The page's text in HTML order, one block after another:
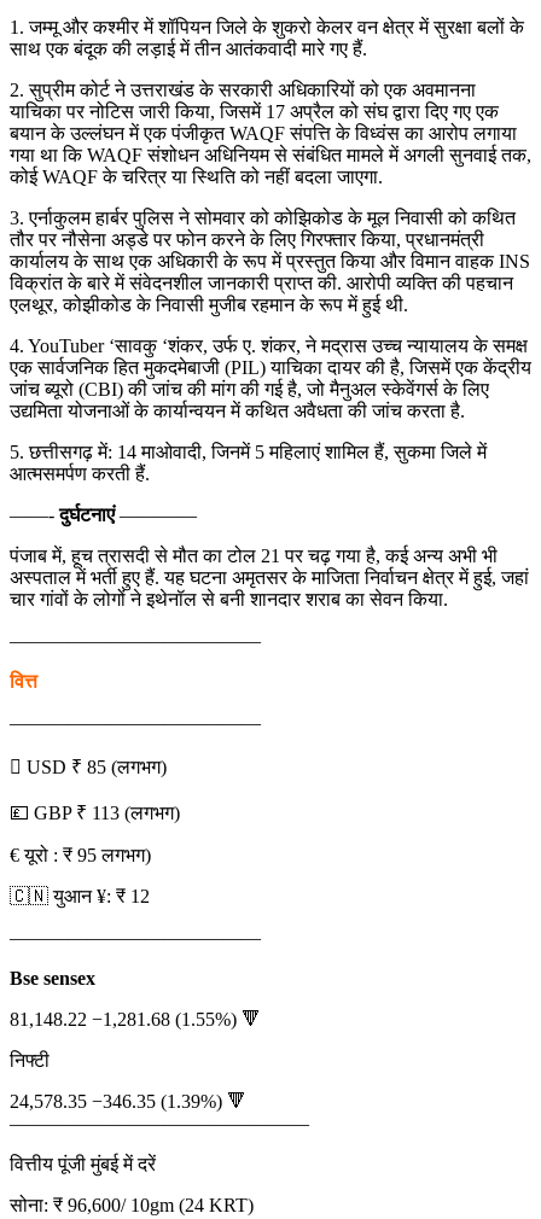
1. जम्मू और कश्मीर में शॉपियन जिले के शुकरो केलर वन क्षेत्र में सुरक्षा बलों के
साथ एक बंदूक की लड़ाई में तीन आतंकवादी मारे गए हैं.
2. सुप्रीम कोर्ट ने उत्तराखंड के सरकारी अधिकारियों को एक अवमानना
याचिका पर नोटिस जारी किया, जिसमें 17 अप्रैल को संघ द्वारा दिए गए एक
बयान के उल्लंघन में एक पंजीकृत WAQF संपत्ति के विध्वंस का आरोप लगाया
गया था कि WAQF संशोधन अधिनियम से संबंधित मामले में अगली सुनवाई तक,
कोई WAQF के चरित्र या स्थिति को नहीं बदला जाएगा.
3. एर्नाकुलम हार्बर पुलिस ने सोमवार को कोझिकोड के मूल निवासी को कथित
तौर पर नौसेना अड्डे पर फोन करने के लिए गिरफ्तार किया, प्रधानमंत्री
कार्यालय के साथ एक अधिकारी के रूप में प्रस्तुत किया और विमान वाहक INS
विक्रांत के बारे में संवेदनशील जानकारी प्राप्त की. आरोपी व्यक्ति की पहचान
एलथूर, कोझीकोड के निवासी मुजीब रहमान के रूप में हुई थी.
4. YouTuber ‘सावकु ‘शंकर, उर्फ ए. शंकर, ने मद्रास उच्च न्यायालय के समक्ष
एक सार्वजनिक हित मुकदमेबाजी (PIL) याचिका दायर की है, जिसमें एक केंद्रीय
जांच ब्यूरो (CBI) की जांच की मांग की गई है, जो मैनुअल स्केवेंगर्स के लिए
उद्यमिता योजनाओं के कार्यान्वयन में कथित अवैधता की जांच करता है.
5. छत्तीसगढ़ में: 14 माओवादी, जिनमें 5 महिलाएं शामिल हैं, सुकमा जिले में
आत्मसमर्पण करती हैं.
——-दुर्घटनाएं————
पंजाब में, हूच त्रासदी से मौत का टोल 21 पर चढ़ गया है, कई अन्य अभी भी
अस्पताल में भर्ती हुए हैं. यह घटना अमृतसर के माजिता निर्वाचन क्षेत्र में हुई, जहां
चार गांवों के लोगों ने इथेनॉल से बनी शानदार शराब का सेवन किया.
—————————————
वित्त
—————————————
 USD ₹ 85 (लगभग)
💷 GBP ₹ 113 (लगभग)
€ यूरो : ₹ 95 लगभग)
🇨🇳 युआन ¥: ₹ 12
—————————————
Bse sensex
81,148.22 −1,281.68 (1.55%) 🔻
निफ्टी
24,578.35 −346.35 (1.39%) 🔻
———————————————–
वित्तीय पूंजी मुंबई में दरें
सोना: ₹ 96,600/ 10gm (24 KRT)